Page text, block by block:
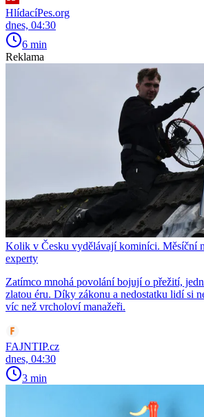
HlídacíPes.org
dnes, 04:30
6 min
Reklama
Kolik v Česku vydělávají kominíci. Měsíční
experty
Zatímco mnohá povolání bojují o přežití,
zlatou éru. Díky zákonu a nedostatku lidí si
víc než vrcholoví manažeři.
FAJNTIP.cz
dnes, 04:30
3 min